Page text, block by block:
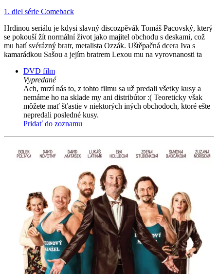
1. diel série Comeback
Hrdinou seriálu je kdysi slavný discozpěvák Tomáš Pacovský, který
se pokouší žít normální život jako majitel obchodu s deskami, což
mu hatí svérázný bratr, metalista Ozzák. Uštěpačná dcera Iva s
kamarádkou Sašou a jejím bratrem Lexou mu na vyrovnanosti ta
DVD film
Vypredané
Ach, mrzí nás to, z tohto filmu sa už predali všetky kusy a
nemáme ho na sklade my ani distribútor :( Teoreticky však
môžete mať šťastie v niektorých iných obchodoch, ktoré ešte
nepredali posledné kusy.
Pridať do zoznamu